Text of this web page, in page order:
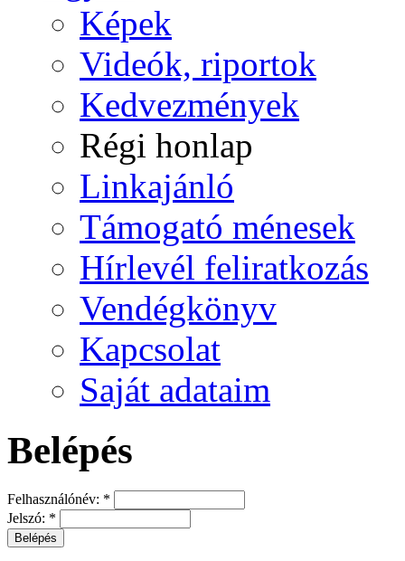
Képek
Videók, riportok
Kedvezmények
Régi honlap
Linkajánló
Támogató ménesek
Hírlevél feliratkozás
Vendégkönyv
Kapcsolat
Saját adataim
Belépés
Felhasználónév: *
Jelszó: *